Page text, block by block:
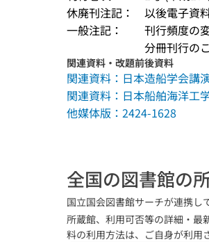
休廃刊注記：
以後電子資
一般注記：
刊行頻度の
分冊刊行の
関連資料・改題前後資料
関連資料：日本造船学会講
関連資料：日本船舶海洋工
他媒体版：2424-1628
全国の図書館の
国立国会図書館サーチが連携し
所蔵館、利用可否等の詳細・最
料の利用方法は、ご自身が利用